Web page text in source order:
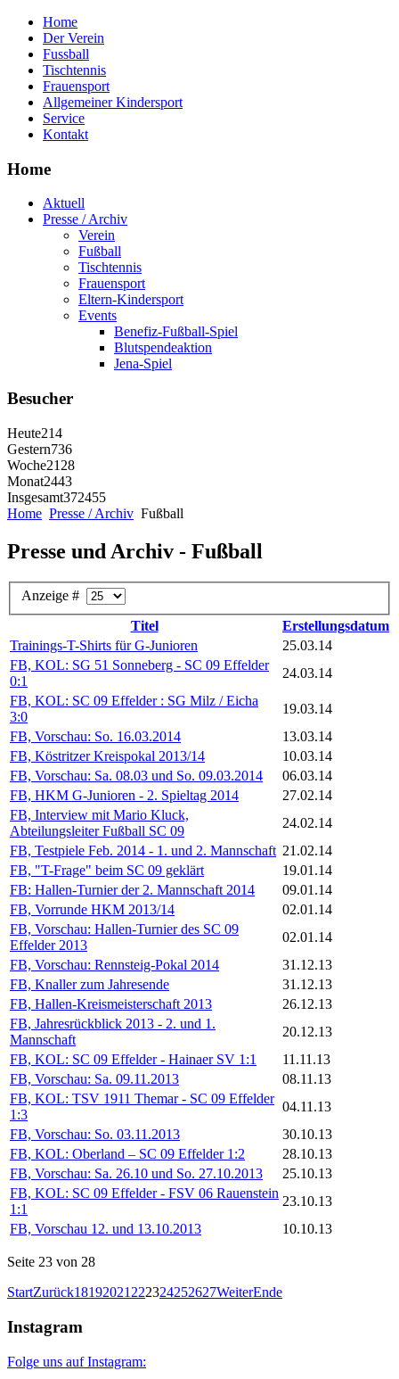
Home
Der Verein
Fussball
Tischtennis
Frauensport
Allgemeiner Kindersport
Service
Kontakt
Home
Aktuell
Presse / Archiv
Verein
Fußball
Tischtennis
Frauensport
Eltern-Kindersport
Events
Benefiz-Fußball-Spiel
Blutspendeaktion
Jena-Spiel
Besucher
Heute214
Gestern736
Woche2128
Monat2443
Insgesamt372455
Home Presse / Archiv Fußball
Presse und Archiv - Fußball
Anzeige #
Titel
Erstellungsdatum
Trainings-T-Shirts für G-Junioren
25.03.14
FB, KOL: SG 51 Sonneberg - SC 09 Effelder
0:1
24.03.14
FB, KOL: SC 09 Effelder : SG Milz / Eicha
3:0
19.03.14
FB, Vorschau: So. 16.03.2014
13.03.14
FB, Köstritzer Kreispokal 2013/14
10.03.14
FB, Vorschau: Sa. 08.03 und So. 09.03.2014
06.03.14
FB, HKM G-Junioren - 2. Spieltag 2014
27.02.14
FB, Interview mit Mario Kluck,
Abteilungsleiter Fußball SC 09
24.02.14
FB, Testpiele Feb. 2014 - 1. und 2. Mannschaft 21.02.14
FB, "T-Frage" beim SC 09 geklärt
19.01.14
FB: Hallen-Turnier der 2. Mannschaft 2014
09.01.14
FB, Vorrunde HKM 2013/14
02.01.14
FB, Vorschau: Hallen-Turnier des SC 09
Effelder 2013
02.01.14
FB, Vorschau: Rennsteig-Pokal 2014
31.12.13
FB, Knaller zum Jahresende
31.12.13
FB, Hallen-Kreismeisterschaft 2013
26.12.13
FB, Jahresrückblick 2013 - 2. und 1.
Mannschaft
20.12.13
FB, KOL: SC 09 Effelder - Hainaer SV 1:1
11.11.13
FB, Vorschau: Sa. 09.11.2013
08.11.13
FB, KOL: TSV 1911 Themar - SC 09 Effelder
1:3
04.11.13
FB, Vorschau: So. 03.11.2013
30.10.13
FB, KOL: Oberland – SC 09 Effelder 1:2
28.10.13
FB, Vorschau: Sa. 26.10 und So. 27.10.2013
25.10.13
FB, KOL: SC 09 Effelder - FSV 06 Rauenstein
1:1
23.10.13
FB, Vorschau 12. und 13.10.2013
10.10.13
Seite 23 von 28
StartZurück18192021 222324252627WeiterEnde
Instagram
Folge uns auf Instagram: